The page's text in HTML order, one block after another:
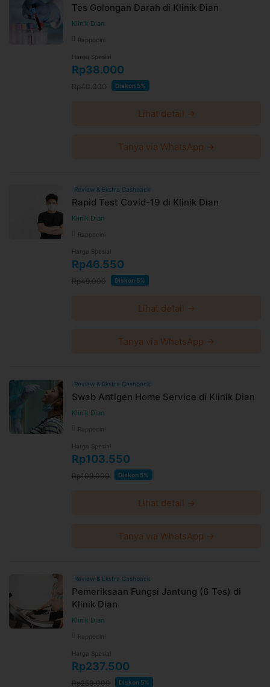
Tes Golongan Darah di Klinik Dian
Klinik Dian
Rappocini
Harga Spesial
Rp38.000
Rp40.000 Diskon 5%
Lihat detail →
Tanya via WhatsApp →
Review & Ekstra Cashback
Rapid Test Covid-19 di Klinik Dian
Klinik Dian
Rappocini
Harga Spesial
Rp46.550
Rp49.000 Diskon 5%
Lihat detail →
Tanya via WhatsApp →
Review & Ekstra Cashback
Swab Antigen Home Service di Klinik Dian
Klinik Dian
Rappocini
Harga Spesial
Rp103.550
Rp109.000 Diskon 5%
Lihat detail →
Tanya via WhatsApp →
Review & Ekstra Cashback
Pemeriksaan Fungsi Jantung (6 Tes) di
Klinik Dian
Klinik Dian
Rappocini
Harga Spesial
Rp237.500
Rp250.000 Diskon 5%